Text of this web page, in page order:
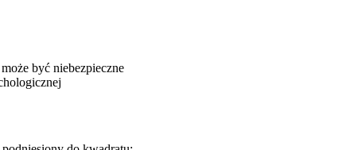
być niebezpieczne